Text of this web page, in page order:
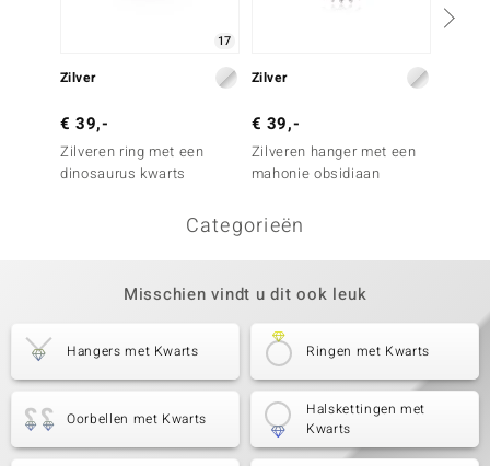
17
Zilver
€ 39,-
Zilveren ring met een
dinosaurus kwarts
Zilver
€ 39,-
Zilveren hanger met een
mahonie obsidiaan
Categorieën
Misschien vindt u dit ook leuk
Hangers met Kwarts Ringen met Kwarts
Oorbellen met Kwarts
Halskettingen met
Kwarts